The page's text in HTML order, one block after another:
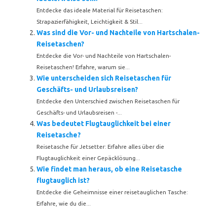
Entdecke das ideale Material für Reisetaschen:
Strapazierfähigkeit, Leichtigkeit & Stil...
Was sind die Vor- und Nachteile von Hartschalen-
Reisetaschen?
Entdecke die Vor- und Nachteile von Hartschalen-
Reisetaschen! Erfahre, warum sie...
Wie unterscheiden sich Reisetaschen für
Geschäfts- und Urlaubsreisen?
Entdecke den Unterschied zwischen Reisetaschen für
Geschäfts- und Urlaubsreisen -...
Was bedeutet Flugtauglichkeit bei einer
Reisetasche?
Reisetasche für Jetsetter: Erfahre alles über die
Flugtauglichkeit einer Gepäcklösung...
Wie findet man heraus, ob eine Reisetasche
flugtauglich ist?
Entdecke die Geheimnisse einer reisetauglichen Tasche:
Erfahre, wie du die...